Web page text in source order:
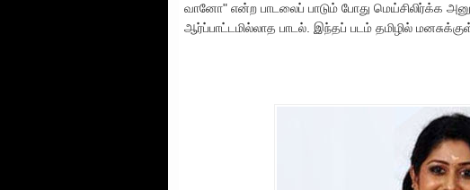
வானோ" என்ற பாடலைப் பாடும் போது மெய்சிலிர்க்க
ஆர்ப்பாட்டமில்லாத பாடல். இந்தப் படம் தமிழில்